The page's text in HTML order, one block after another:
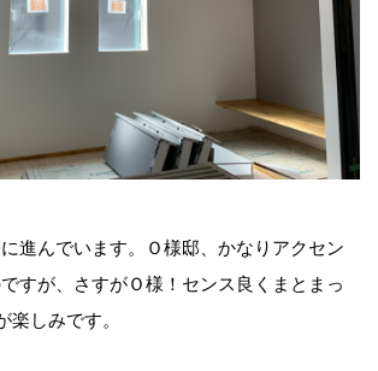
進んでいます。Ｏ様邸、かなりアクセン
すが、さすがＯ様！センス良くまとまっ
楽しみです。